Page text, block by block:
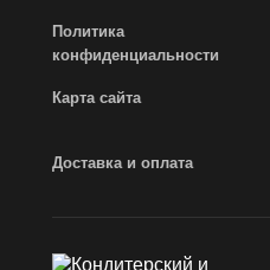
Политика
конфиденциальности
Карта сайта
Доставка и оплата